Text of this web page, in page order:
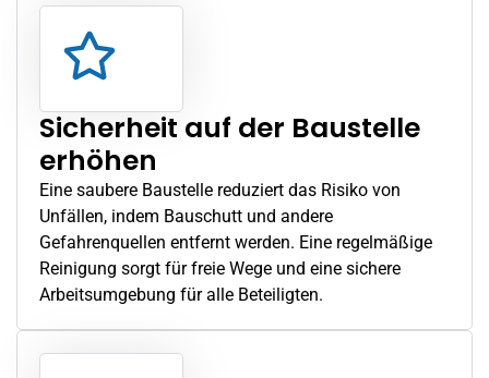
Sicherheit auf der Baustelle
erhöhen
Eine saubere Baustelle reduziert das Risiko von
Unfällen, indem Bauschutt und andere
Gefahrenquellen entfernt werden. Eine regelmäßige
Reinigung sorgt für freie Wege und eine sichere
Arbeitsumgebung für alle Beteiligten.